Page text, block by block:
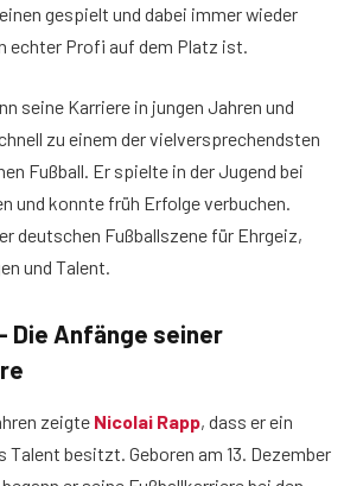
gespielt und dabei immer wieder
echter Profi auf dem Platz ist.
seine Karriere in jungen Jahren und
zu einem der vielversprechendsten
Fußball. Er spielte in der Jugend bei
und konnte früh Erfolge verbuchen.
deutschen Fußballszene für Ehrgeiz,
und Talent.
Die Anfänge seiner
zeigte Nicolai Rapp, dass er ein
Talent besitzt. Geboren am 13. Dezember